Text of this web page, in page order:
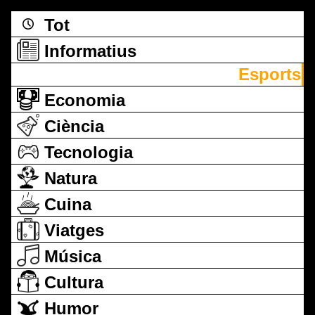
Tot
Informatius
Esports
Economia
Ciència
Tecnologia
Natura
Cuina
Viatges
Música
Cultura
Humor